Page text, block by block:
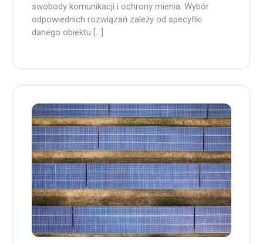
swobody komunikacji i ochrony mienia. Wybór
odpowiednich rozwiązań zależy od specyfiki
danego obiektu […]